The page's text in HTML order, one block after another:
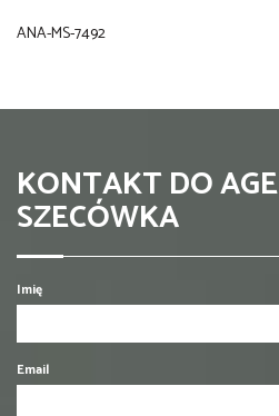
ANA-MS-7492
KONTAKT DO
SZECÓWKA
Imię
Email